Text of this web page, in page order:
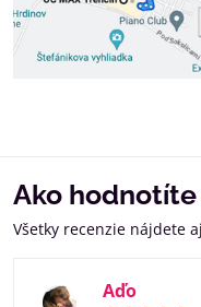
Ako
Všetky recenzie nájdete aj
Aďo